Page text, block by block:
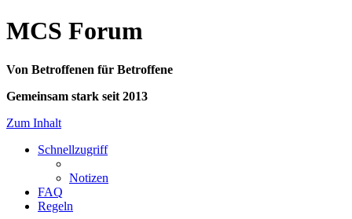
MCS Forum
Von Betroffenen für Betroffene
Gemeinsam stark seit 2013
Zum Inhalt
Schnellzugriff
Notizen
FAQ
Regeln